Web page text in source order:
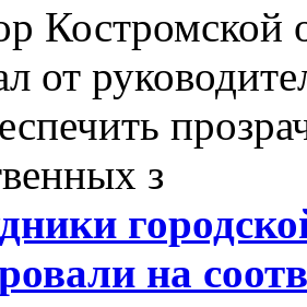
Костромской
от
з
на